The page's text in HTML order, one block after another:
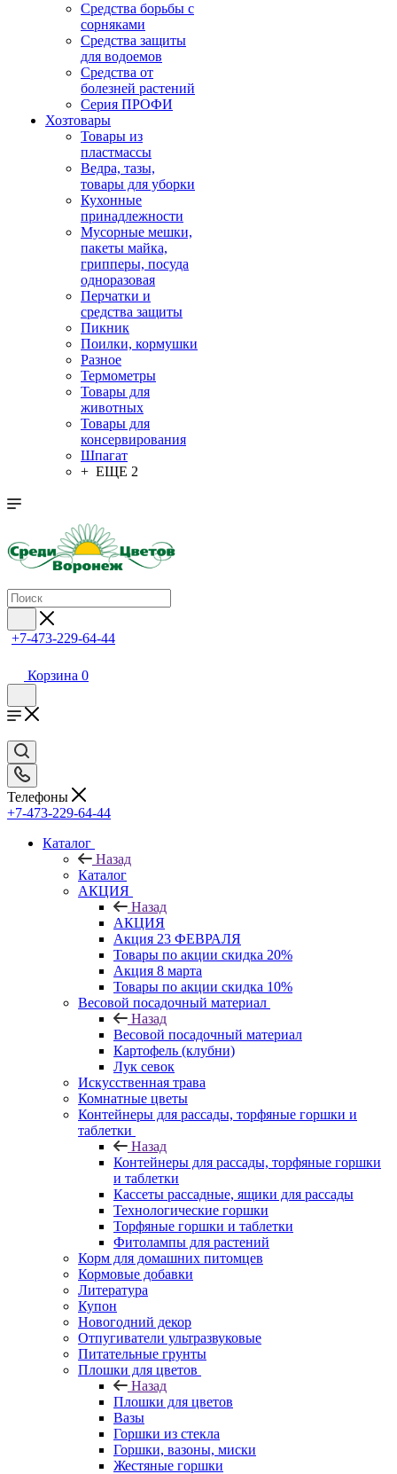
Средства борьбы с
сорняками
Средства защиты
для водоемов
Средства от
болезней растений
Серия ПРОФИ
Хозтовары
Товары из
пластмассы
Ведра, тазы,
товары для уборки
Кухонные
принадлежности
Мусорные мешки,
пакеты майка,
грипперы, посуда
одноразовая
Перчатки и
средства защиты
Пикник
Поилки, кормушки
Разное
Термометры
Товары для
животных
Товары для
консервирования
Шпагат
+ ЕЩЕ 2
+7-473-229-64-44
Корзина 0
Телефоны
+7-473-229-64-44
Каталог
Назад
Каталог
АКЦИЯ
Назад
АКЦИЯ
Акция 23 ФЕВРАЛЯ
Товары по акции скидка 20%
Акция 8 марта
Товары по акции скидка 10%
Весовой посадочный материал
Назад
Весовой посадочный материал
Картофель (клубни)
Лук севок
Искусственная трава
Комнатные цветы
Контейнеры для рассады, торфяные горшки и
таблетки
Назад
Контейнеры для рассады, торфяные горшки
и таблетки
Кассеты рассадные, ящики для рассады
Технологические горшки
Торфяные горшки и таблетки
Фитолампы для растений
Корм для домашних питомцев
Кормовые добавки
Литература
Купон
Новогодний декор
Отпугиватели ультразвуковые
Питательные грунты
Плошки для цветов
Назад
Плошки для цветов
Вазы
Горшки из стекла
Горшки, вазоны, миски
Жестяные горшки